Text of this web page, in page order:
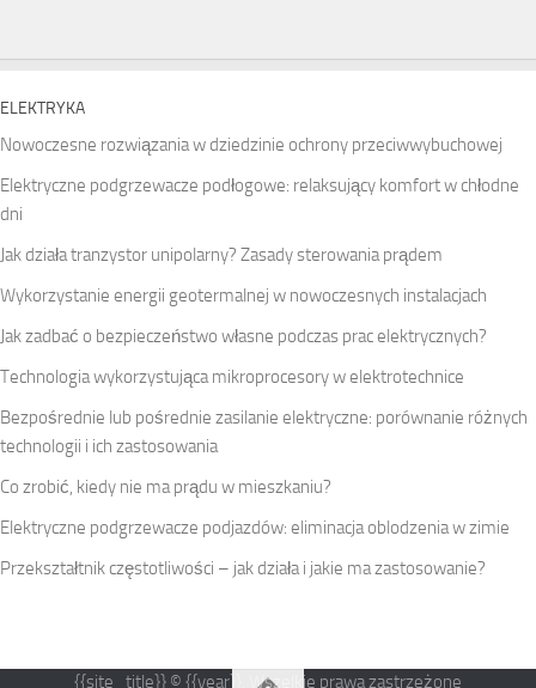
ELEKTRYKA
Nowoczesne rozwiązania w dziedzinie ochrony przeciwwybuchowej
Elektryczne podgrzewacze podłogowe: relaksujący komfort w chłodne
dni
Jak działa tranzystor unipolarny? Zasady sterowania prądem
Wykorzystanie energii geotermalnej w nowoczesnych instalacjach
Jak zadbać o bezpieczeństwo własne podczas prac elektrycznych?
Technologia wykorzystująca mikroprocesory w elektrotechnice
Bezpośrednie lub pośrednie zasilanie elektryczne: porównanie różnych
technologii i ich zastosowania
Co zrobić, kiedy nie ma prądu w mieszkaniu?
Elektryczne podgrzewacze podjazdów: eliminacja oblodzenia w zimie
Przekształtnik częstotliwości – jak działa i jakie ma zastosowanie?
{{site_title}} © {{year}}. Wszelkie prawa zastrzeżone